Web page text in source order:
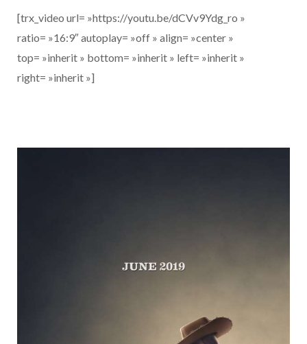
[trx_video url= »https://youtu.be/dCVv9Ydg_ro »
ratio= »16:9″ autoplay= »off » align= »center »
top= »inherit » bottom= »inherit » left= »inherit »
right= »inherit »]